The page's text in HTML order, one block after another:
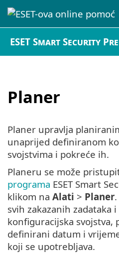
ESET Smart Security
Planer
Planer upravlja
unaprijed definiranom
svojstvima i pokreće ih.
Planeru se može
programa ESET Smart
klikom na Alati > Planer.
svih zakazanih zadataka
konfiguracijska
definirani datum i
koji se upotrebljava.